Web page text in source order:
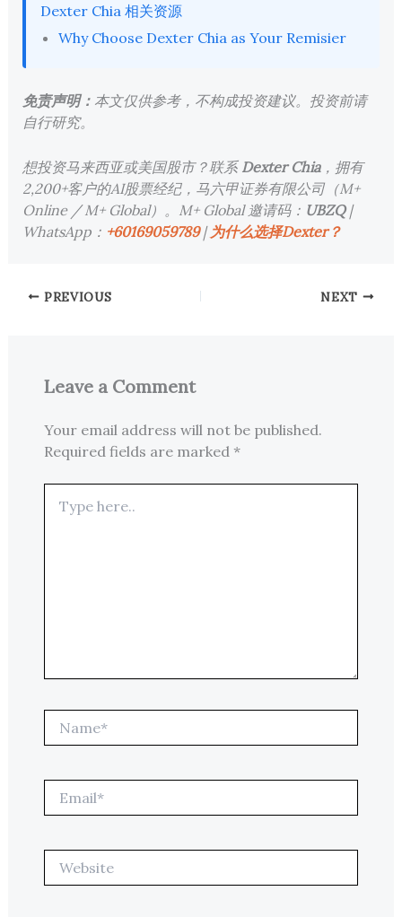
Dexter Chia 相关资源
Why Choose Dexter Chia as Your Remisier
免责声明： 本文仅供参考，不构成投资建议。投资前请
自行研究。
想投资马来西亚或美国股市？联系 Dexter Chia，拥有
2,200+客户的AI股票经纪，马六甲证券有限公司（M+
Online / M+ Global）。M+ Global 邀请码： UBZQ|
WhatsApp： +60169059789| 为什么选择Dexter？
PREVIOUS NEXT
Leave a Comment
Your email address will not be published.
Required fields are marked *
here..